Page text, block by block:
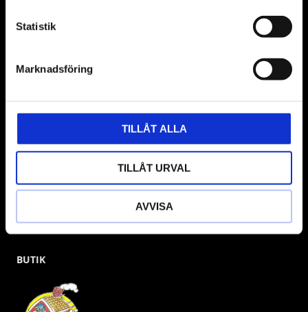
Statistik
Marknadsföring
TILLÅT ALLA
TILLÅT URVAL
AVVISA
& däckmaskiner och Master luftmaskiner. Kontakta oss
kunden.
BUTIK